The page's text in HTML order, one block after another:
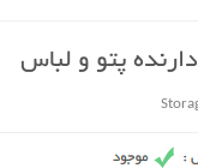
پتو و لباس